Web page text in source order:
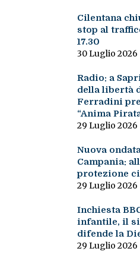
Cilentana
stop al
17.30
30 Luglio 2026
Radio: a
della libertà
Ferradini
“Anima
29 Luglio 2026
Nuova
Campania:
protezione
29 Luglio 2026
Inchiesta
infantile, il
difende la
29 Luglio 2026